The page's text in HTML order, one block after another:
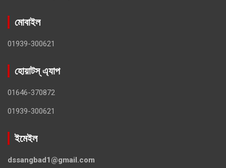
মোবাইল
01939-300621
হোয়াটস্ এ্যাপ
01646-370872
01939-300621
ইমেইল
dssangbad1@gmail.com